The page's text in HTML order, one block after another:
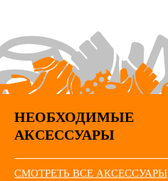
НЕОБХОДИМЫЕ
АКСЕССУАРЫ
СМОТРЕТЬ ВСЕ АКСЕССУАРЫ